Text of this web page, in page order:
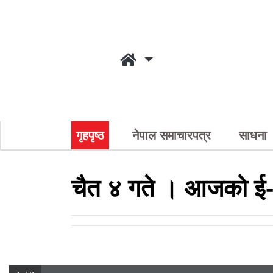
गृहपृष्ठ नेपाल समाचारपत्र साधना
चैत ४ गते । आजको ई-